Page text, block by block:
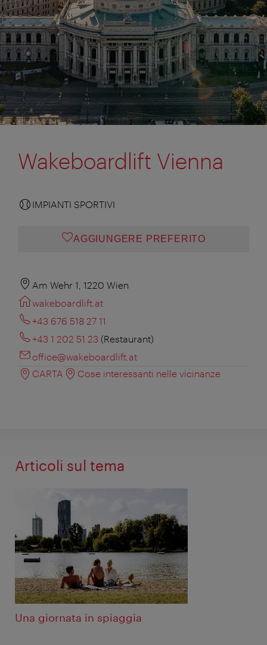
Wakeboardlift Vienna
IMPIANTI SPORTIVI
AGGIUNGERE PREFERITO
Am Wehr 1, 1220 Wien
wakeboardlift.at
+43 676 518 27 11
+43 1 202 51 23 (Restaurant)
office@wakeboardlift.at
CARTA
Cose interessanti nelle vicinanze
Articoli sul tema
Una giornata in spiaggia